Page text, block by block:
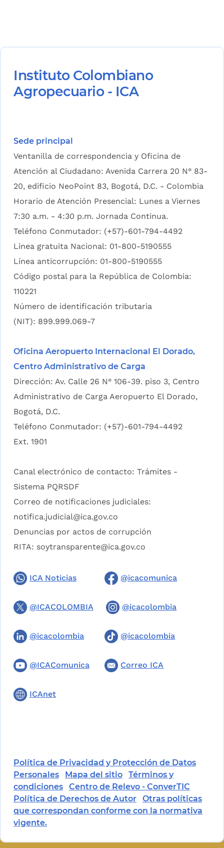
Instituto Colombiano
Agropecuario - ICA
Sede principal
Ventanilla de correspondencia y Oficina de
Atención al Ciudadano: Avenida Carrera 20 N° 83-
20, edificio NeoPoint 83, Bogotá, D.C. - Colombia
Horario de Atención Presencial: Lunes a Viernes
7:30 a.m. - 4:30 p.m. Jornada Continua.
Teléfono Conmutador: (+57)-601-794-4492
Linea gratuita Nacional: 01-800-5190555
Línea anticorrupción: 01-800-5190555
Código postal para la República de Colombia:
110221
Número de identificación tributaria
(NIT): 899.999.069-7
Oficina Aeropuerto Internacional El Dorado,
Centro Administrativo de Carga
Dirección: Av. Calle 26 N° 106-39. piso 3, Centro
Administrativo de Carga Aeropuerto El Dorado,
Bogotá, D.C.
Teléfono Conmutador: (+57)-601-794-4492
Ext. 1901
Canal electrónico de contacto: Trámites -
Sistema PQRSDF
Correo de notificaciones judiciales:
notifica.judicial@ica.gov.co
Denuncias por actos de corrupción
RITA: soytransparente@ica.gov.co
ICA Noticias @icacomunica
@ICACOLOMBIA @icacolombia
@icacolombia @icacolombia
@ICAComunica Correo ICA
ICAnet
Política de Privacidad y Protección de Datos
Personales
Mapa del sitio
Términos y
condiciones
Centro de Relevo - ConverTIC
Política de Derechos de Autor
Otras políticas
que correspondan conforme con la normativa
vigente.